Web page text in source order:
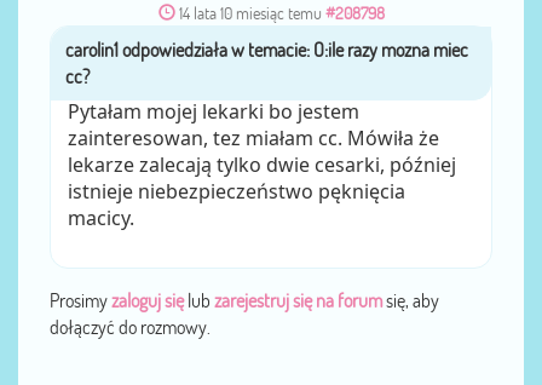
14 lata 10 miesiąc temu #208798
przezcarolin1
Pytałam mojej lekarki bo jestem
zainteresowan, tez miałam cc. Mówiła że
lekarze zalecają tylko dwie cesarki, później
istnieje niebezpieczeństwo pęknięcia
macicy.
Prosimyzaloguj sięlub zarejestruj się na forumsię, aby
dołączyć do rozmowy.